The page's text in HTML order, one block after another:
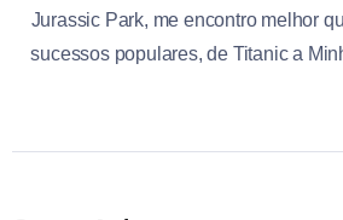
Jurassic Park, me encontro melhor
sucessos populares, de Titanic a